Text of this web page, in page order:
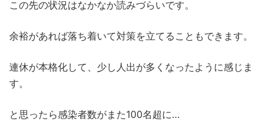
この先の状況はなかなか読みづらいです。
余裕があれば落ち着いて対策を立てることもできます。
連休が本格化して、少し人出が多くなったように感じま
す。
と思ったら感染者数がまた100名超に…